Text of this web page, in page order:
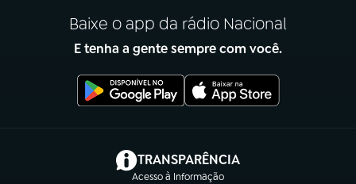
Baixe o app da rádio Nacional
E tenha a gente sempre com você.
TRANSPARÊNCIA
Acesso à Informação
(abre em nova aba)